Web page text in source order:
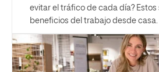
evitar el tráfico de cada día? Estos
beneficios del trabajo desde casa.